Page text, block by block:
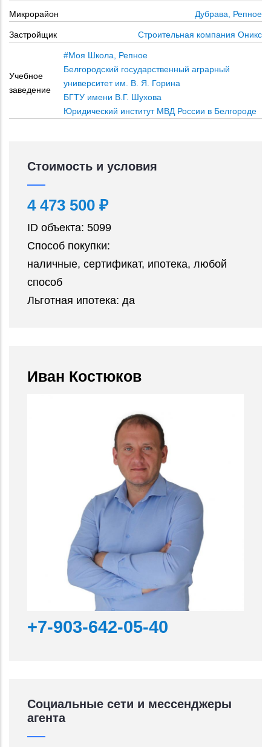
Микрорайон Дубрава, Репное
Застройщик Строительная компания Оникс
Учебное
заведение
#Моя Школа, Репное
Белгородский государственный аграрный
университет им. В. Я. Горина
БГТУ имени В.Г. Шухова
Юридический институт МВД России в Белгороде
Стоимость и условия
4 473 500 ₽
ID объекта: 5099
Способ покупки:
наличные, сертификат, ипотека, любой
способ
Льготная ипотека: да
Иван Костюков
+7-903-642-05-40
Социальные сети и мессенджеры
агента